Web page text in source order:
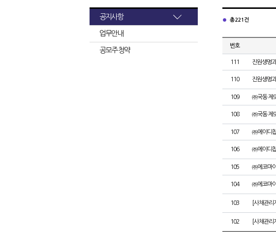
공지사항
업무안내
공모주 청약
총 221건
번호
111 진원생명
110 진원생명
109 ㈜국동 제
108 ㈜국동 제
107 ㈜에이디
106 ㈜에이디
105 ㈜에코마
104 ㈜에코마
103 [사채관리
102 [사채관리